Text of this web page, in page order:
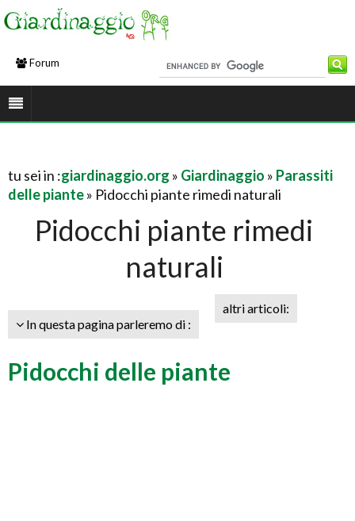
Forum
tu sei in :giardinaggio.org » Giardinaggio » Parassiti
delle piante» Pidocchi piante rimedi naturali
Pidocchi piante rimedi
naturali
In questa pagina parleremo di :
altri articoli:
Pidocchi delle piante